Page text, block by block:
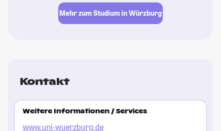
Mehr zum Studium in Würzburg
Kontakt
Weitere Informationen / Services
www.uni-wuerzburg.de